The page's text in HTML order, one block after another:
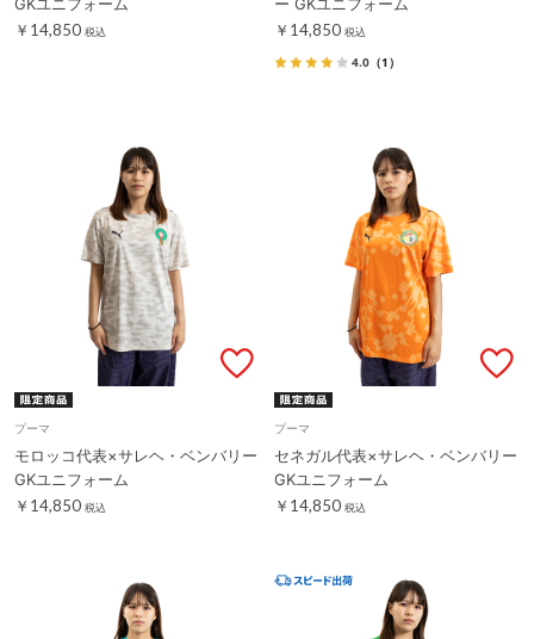
￥14,850 税込
￥14,850 税込
4.0 （1）
プーマ
モロッコ代表×サレヘ・ベンバリー
GKユニフォーム
￥14,850 税込
プーマ
セネガル代表×サレヘ・ベンバリー
GKユニフォーム
￥14,850 税込